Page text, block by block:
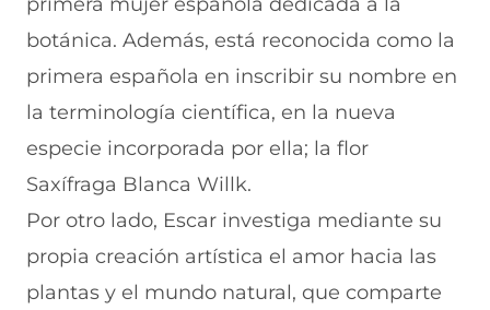
botánica. Además, está reconocida como la
primera española en inscribir su nombre en
la terminología científica, en la nueva
especie incorporada por ella; la flor
Saxífraga Blanca Willk.
Por otro lado, Escar investiga mediante su
propia creación artística el amor hacia las
plantas y el mundo natural, que comparte